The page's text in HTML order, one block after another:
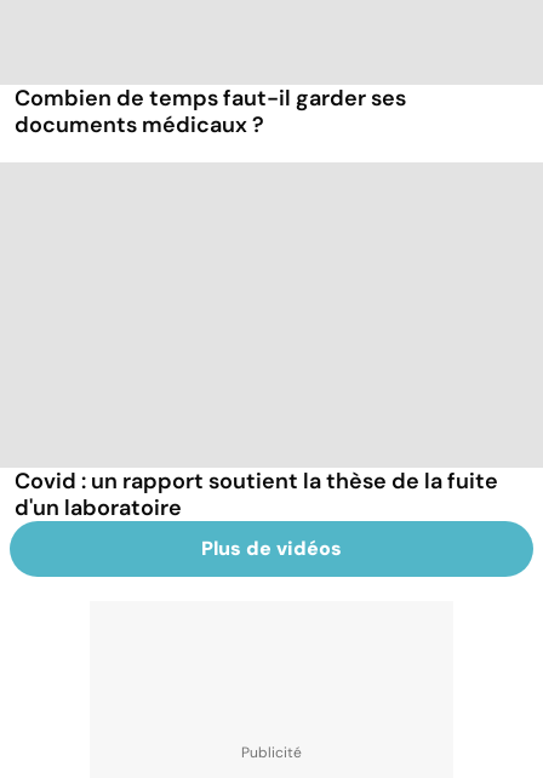
Combien de temps faut-il garder ses
documents médicaux ?
Covid : un rapport soutient la thèse de la fuite
d'un laboratoire
Plus de vidéos